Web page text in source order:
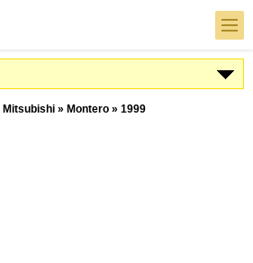
Mitsubishi » Montero » 1999